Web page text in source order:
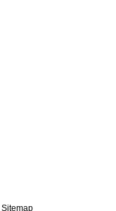
Sitemap